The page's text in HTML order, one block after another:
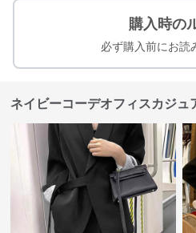
購入時の
必ず購入前にお読
ネイビーコーデオフィスカジュ